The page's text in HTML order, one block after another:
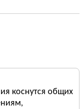
коснутся общих